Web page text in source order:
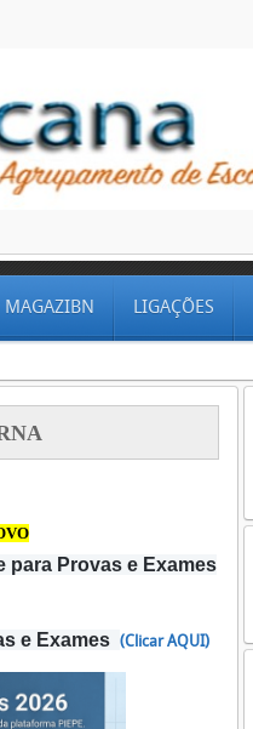
LIGAÇÕES
para Provas e Exames
e Exames (Clicar AQUI)